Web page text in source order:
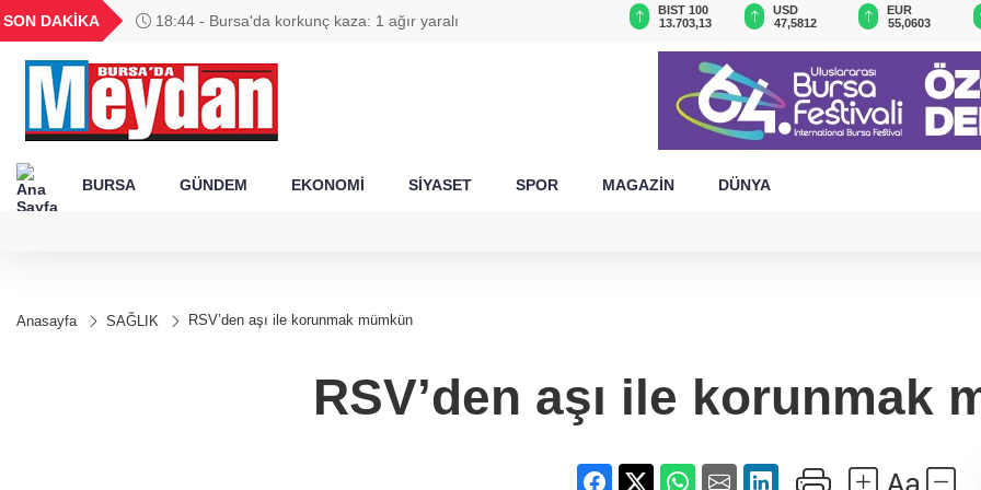
SON DAKİKA 18:44 - Bursa'da korkunç kaza: 1 ağır yaralı
GEL
18,1955
16,2449
28,0626
0,0018
BIST 100
13.703,13
USD
47,5812
EUR
55,0603
BURSA GÜNDEM EKONOMİ SİYASET SPOR MAGAZİN DÜNYA
Anasayfa SAĞLIK RSV’den aşı ile korunmak mümkün
RSV’den aşı ile korunmak